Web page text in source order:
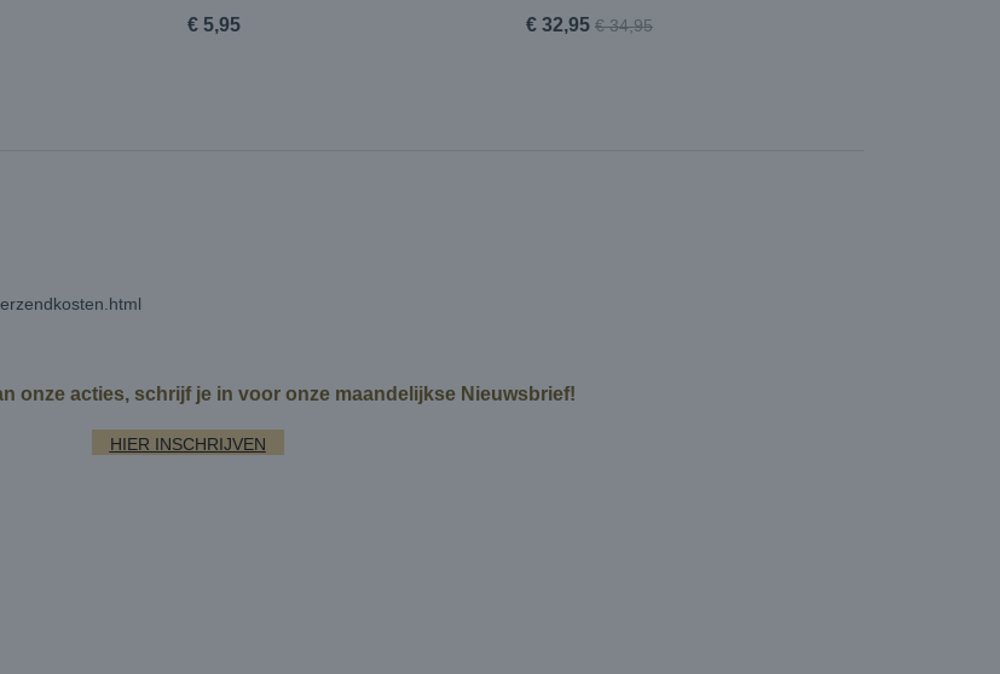
€ 5,95 € 32,95 € 34,95
onze acties, schrijf je in voor onze maandelijkse Nieuwsbrief!
HIER INSCHRIJVEN